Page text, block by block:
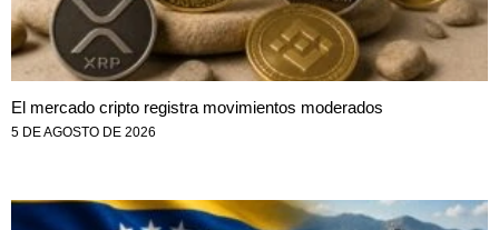
El mercado cripto registra movimientos moderados
5 DE AGOSTO DE 2026